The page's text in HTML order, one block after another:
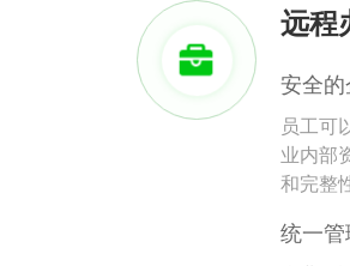
远程
安全
员工可
业内部
和完整
统一管